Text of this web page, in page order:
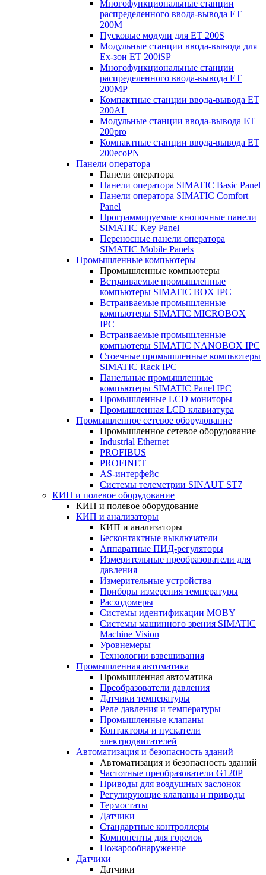
Многофункциональные станции
распределенного ввода-вывода ET
200M
Пусковые модули для ET 200S
Модульные станции ввода-вывода для
Ex-зон ET 200iSP
Многофункциональные станции
распределенного ввода-вывода ET
200MP
Компактные станции ввода-вывода ET
200AL
Модульные станции ввода-вывода ET
200pro
Компактные станции ввода-вывода ET
200ecoPN
Панели оператора
Панели оператора
Панели оператора SIMATIC Basic Panel
Панели оператора SIMATIC Comfort
Panel
Программируемые кнопочные панели
SIMATIC Key Panel
Переносные панели оператора
SIMATIC Mobile Panels
Промышленные компьютеры
Промышленные компьютеры
Встраиваемые промышленные
компьютеры SIMATIC BOX IPC
Встраиваемые промышленные
компьютеры SIMATIC MICROBOX
IPC
Встраиваемые промышленные
компьютеры SIMATIC NANOBOX IPC
Стоечные промышленные компьютеры
SIMATIC Rack IPC
Панельные промышленные
компьютеры SIMATIC Panel IPC
Промышленные LCD мониторы
Промышленная LCD клавиатура
Промышленное сетевое оборудование
Промышленное сетевое оборудование
Industrial Ethernet
PROFIBUS
PROFINET
AS-интерфейс
Системы телеметрии SINAUT ST7
КИП и полевое оборудование
КИП и полевое оборудование
КИП и анализаторы
КИП и анализаторы
Бесконтактные выключатели
Аппаратные ПИД-регуляторы
Измерительные преобразователи для
давления
Измерительные устройства
Приборы измерения температуры
Расходомеры
Системы идентификации MOBY
Системы машинного зрения SIMATIC
Machine Vision
Уровнемеры
Технологии взвешивания
Промышленная автоматика
Промышленная автоматика
Преобразователи давления
Датчики температуры
Реле давления и температуры
Промышленные клапаны
Контакторы и пускатели
электродвигателей
Автоматизация и безопасность зданий
Автоматизация и безопасность зданий
Частотные преобразователи G120P
Приводы для воздушных заслонок
Регулирующие клапаны и приводы
Термостаты
Датчики
Стандартные контроллеры
Компоненты для горелок
Пожарообнаружение
Датчики
Датчики